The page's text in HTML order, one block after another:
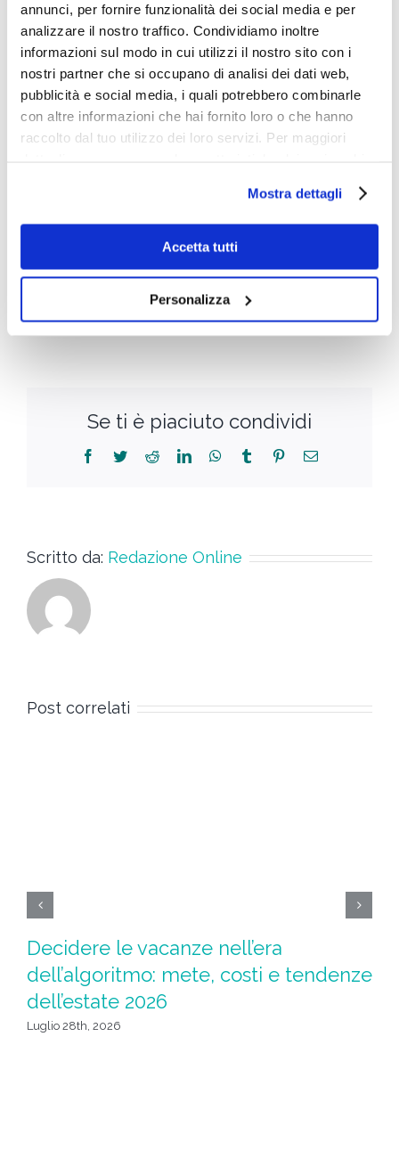
annunci, per fornire funzionalità dei social media e per
analizzare il nostro traffico. Condividiamo inoltre
informazioni sul modo in cui utilizzi il nostro sito con i
nostri partner che si occupano di analisi dei dati web,
pubblicità e social media, i quali potrebbero combinarle
con altre informazioni che hai fornito loro o che hanno
raccolto dal tuo utilizzo dei loro servizi. Per maggiori
Mostra dettagli
Accetta tutti
Personalizza
risposte e informazioni utili.
Fidelizzazione: sviluppare servizi che creino
relazione, così da mantenere il contatto con il
cliente e fidelizzarlo nel tempo. La relazione
tra azienda e cliente non si esaurisce con la
vendita, anzi quello è solo l’inizio.
sapere scrivendo a
e continua a
seguirci suwww.businessintelligencegroup.it
DiRedazione Online | Agosto 9th, 2021 | Categorie:
customer,customer expererience
strategy
Se ti è piaciuto condividi
Scritto da: Redazione Online
Post correlati
Decidere le vacanze nell’era
dell’algoritmo: mete, costi e tendenze
dell’estate 2026
Luglio 28th, 2026